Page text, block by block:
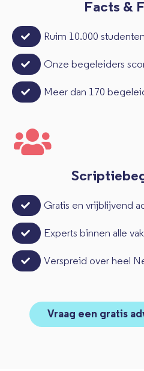
Facts &
Ruim 10.000
Onze begeleiders
Meer dan 170
Gratis en vrijblijvend
Experts binnen alle
Verspreid over heel
Vraag een gratis